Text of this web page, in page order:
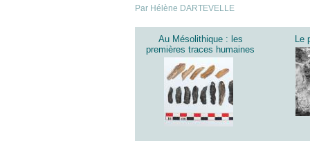
Par Hélène DARTEVELLE
Au Mésolithique : les
premières traces humaines
Le